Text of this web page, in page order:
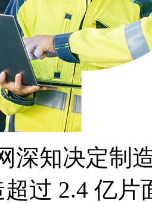
深知决定制
过 2.4 亿片面